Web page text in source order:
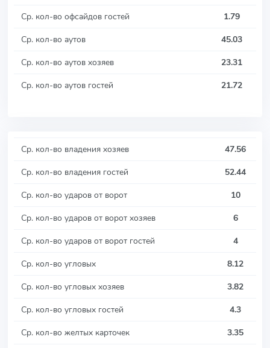
Ср. кол-во офсайдов гостей
1.79
Ср. кол-во аутов
45.03
Ср. кол-во аутов хозяев
23.31
Ср. кол-во аутов гостей
21.72
Ср. кол-во владения хозяев
47.56
Ср. кол-во владения гостей
52.44
Ср. кол-во ударов от ворот
10
Ср. кол-во ударов от ворот хозяев
6
Ср. кол-во ударов от ворот гостей
4
Ср. кол-во угловых
8.12
Ср. кол-во угловых хозяев
3.82
Ср. кол-во угловых гостей
4.3
Ср. кол-во желтых карточек
3.35